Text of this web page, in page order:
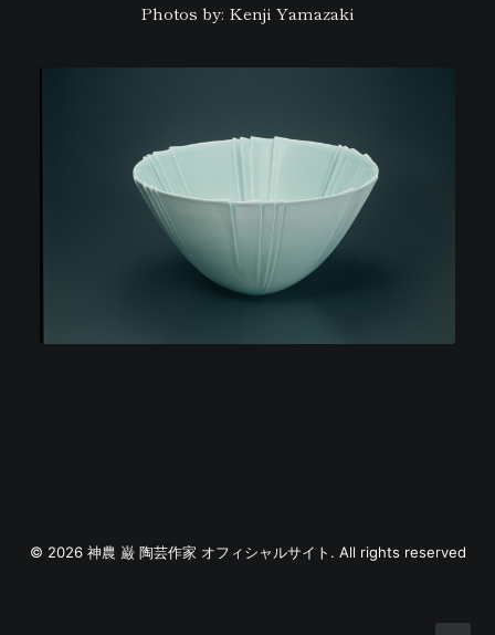
Photos by: Kenji Yamazaki
© 2026 神農 巌 陶芸作家 オフィシャルサイト. All rights reserved